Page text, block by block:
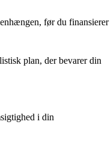
før du finansierer
plan, der bevarer din
i din